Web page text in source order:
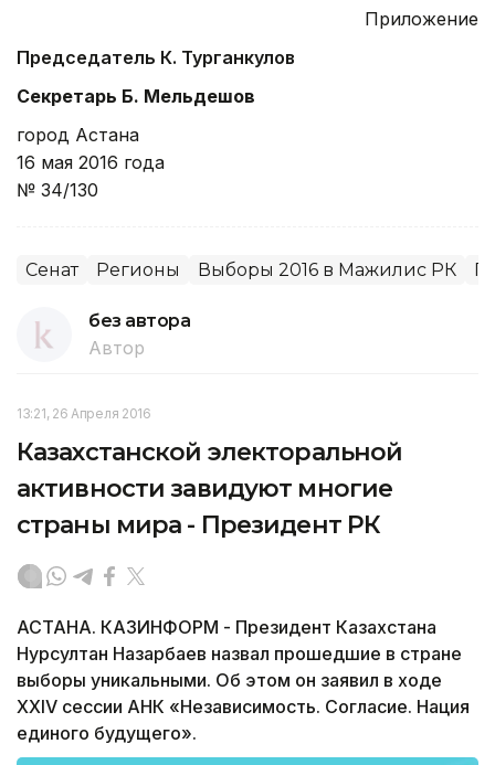
Приложение
Председатель К. Турганкулов
Секретарь Б. Мельдешов
город Астана
16 мая 2016 года
№ 34/130
Сенат Регионы Выборы 2016 в Мажилис РК
без автора
Автор
13:21, 26 Апреля 2016
Казахстанской электоральной
активности завидуют многие
страны мира - Президент РК
АСТАНА. КАЗИНФОРМ - Президент Казахстана
Нурсултан Назарбаев назвал прошедшие в стране
выборы уникальными. Об этом он заявил в ходе
XXIV сессии АНК «Независимость. Согласие. Нация
единого будущего».